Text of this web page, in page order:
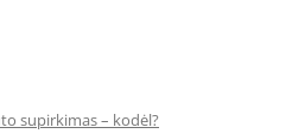
supirkimas – kodėl?